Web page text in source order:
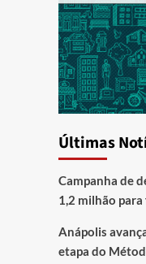
Últimas
Campanha de
1,2 milhão
Anápolis
etapa do